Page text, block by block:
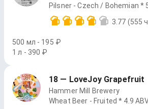
Pilsner - Czech / Bohemian *
3.77 (555
500 мл - 195 ₽
1 л - 390 ₽
18 — LoveJoy Grapefruit
Hammer Mill Brewery
Wheat Beer - Fruited * 4.9